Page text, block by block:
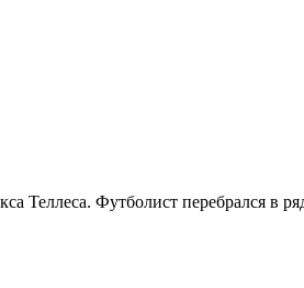
Футболист перебрался в